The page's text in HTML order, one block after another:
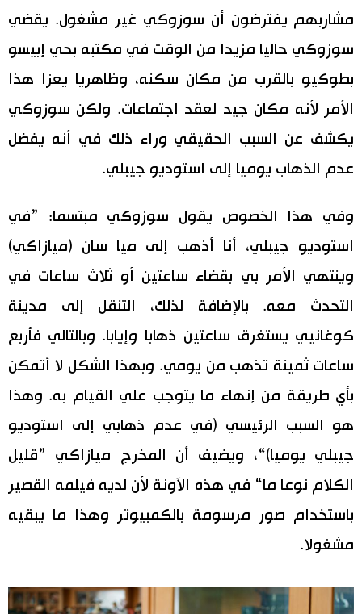
مشاربهم يفترضون أن سوزوكي غير مشغول. يقضي
سوزوكي حاليا مزيدا من الوقت في مكتبه بحي إبيسو
بطوكيو بالقرب من مكان سكنه، وظاهريا يعزا هذا
الأمر لأنه مكان جيد لعقد اجتماعات. ولكن سوزوكي
يكشف عن السبب الحقيقي وراء ذلك في أنه يفضل
عدم الذهاب يوميا إلى استوديو جيبلي.
وفي هذا الخصوص يقول سوزوكي مبتسما: ”في
استوديو جيبلي، أنا أذهب إلى ميا سان (ميازاكي)
وينتهي الأمر بي بقضاء ساعتين أو ثلاث ساعات في
التحدث معه. بالإضافة لذلك، التنقل إلى مدينة
كوغانيي يستغرق ساعتين ذهابا وإيابا. وبالتالي فأربع
ساعات ثمينة تذهب من يومي. وبهذا الشكل لا أتمكن
بأي طريقة من إنهاء ما يتوجب علي القيام به. وهذا
هو السبب الرئيسي (في عدم ذهابي إلى استوديو
جيبلي يوميا)“، ويضيف أن المخرج ميازاكي ”قليل
الكلام نوعا ما“ في هذه الآونة لأن لديه فيلمه القصير
باستخدام صور مرسومة بالكمبيوتر وهذا ما يبقيه
مشغولا.